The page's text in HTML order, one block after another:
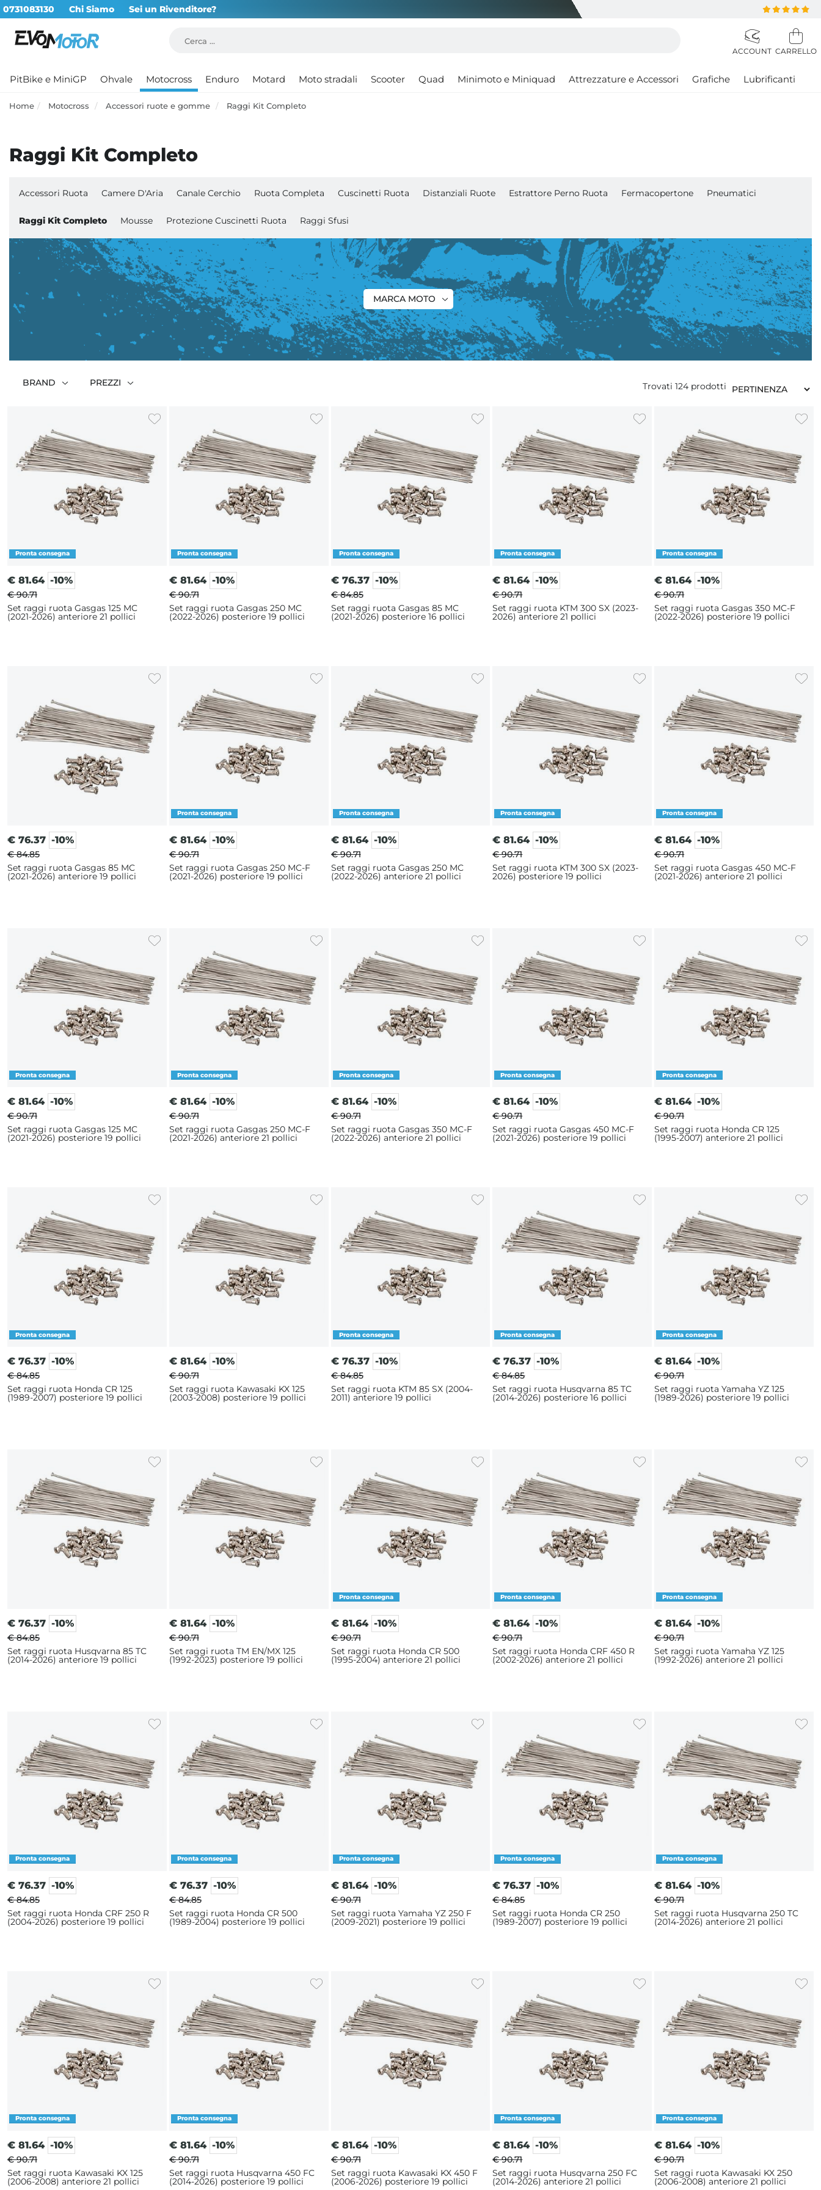
0731083130 Chi Siamo Sei un Rivenditore?
PitBike e MiniGP Ohvale Motocross Enduro Motard Moto stradali Scooter Quad Minimoto e Miniquad Attrezzature e Accessori Grafiche Lubrificanti
Home Motocross Accessori ruote e gomme Raggi Kit Completo
Raggi Kit Completo
Accessori Ruota Camere D'Aria Canale Cerchio Ruota Completa Cuscinetti Ruota Distanziali Ruote Estrattore Perno Ruota Fermacopertone Pneumatici
Raggi Kit Completo Mousse Protezione Cuscinetti Ruota Raggi Sfusi
MARCA MOTO
BRAND PREZZI Trovati 124 prodotti
€ 81.64 -10%
€ 90.71
Set raggi ruota Gasgas 125 MC
(2021-2026) anteriore 21 pollici
€ 81.64 -10%
€ 90.71
Set raggi ruota Gasgas 250 MC
(2022-2026) posteriore 19 pollici
€ 76.37 -10%
€ 84.85
Set raggi ruota Gasgas 85 MC
(2021-2026) posteriore 16 pollici
€ 81.64 -10%
€ 90.71
Set raggi ruota KTM 300 SX (2023-
2026) anteriore 21 pollici
€ 81.64 -10%
€ 90.71
Set raggi ruota Gasgas 350 MC-F
(2022-2026) posteriore 19 pollici
€ 76.37 -10%
€ 84.85
Set raggi ruota Gasgas 85 MC
(2021-2026) anteriore 19 pollici
€ 81.64 -10%
€ 90.71
Set raggi ruota Gasgas 250 MC-F
(2021-2026) posteriore 19 pollici
€ 81.64 -10%
€ 90.71
Set raggi ruota Gasgas 250 MC
(2022-2026) anteriore 21 pollici
€ 81.64 -10%
€ 90.71
Set raggi ruota KTM 300 SX (2023-
2026) posteriore 19 pollici
€ 81.64 -10%
€ 90.71
Set raggi ruota Gasgas 450 MC-F
(2021-2026) anteriore 21 pollici
€ 81.64 -10%
€ 90.71
Set raggi ruota Gasgas 125 MC
(2021-2026) posteriore 19 pollici
€ 81.64 -10%
€ 90.71
Set raggi ruota Gasgas 250 MC-F
(2021-2026) anteriore 21 pollici
€ 81.64 -10%
€ 90.71
Set raggi ruota Gasgas 350 MC-F
(2022-2026) anteriore 21 pollici
€ 81.64 -10%
€ 90.71
Set raggi ruota Gasgas 450 MC-F
(2021-2026) posteriore 19 pollici
€ 81.64 -10%
€ 90.71
Set raggi ruota Honda CR 125
(1995-2007) anteriore 21 pollici
€ 76.37 -10%
€ 84.85
Set raggi ruota Honda CR 125
(1989-2007) posteriore 19 pollici
€ 81.64 -10%
€ 90.71
Set raggi ruota Kawasaki KX 125
(2003-2008) posteriore 19 pollici
€ 76.37 -10%
€ 84.85
Set raggi ruota KTM 85 SX (2004-
2011) anteriore 19 pollici
€ 76.37 -10%
€ 84.85
Set raggi ruota Husqvarna 85 TC
(2014-2026) posteriore 16 pollici
€ 81.64 -10%
€ 90.71
Set raggi ruota Yamaha YZ 125
(1989-2026) posteriore 19 pollici
€ 76.37 -10%
€ 84.85
Set raggi ruota Husqvarna 85 TC
(2014-2026) anteriore 19 pollici
€ 81.64 -10%
€ 90.71
Set raggi ruota TM EN/MX 125
(1992-2023) posteriore 19 pollici
€ 81.64 -10%
€ 90.71
Set raggi ruota Honda CR 500
(1995-2004) anteriore 21 pollici
€ 81.64 -10%
€ 90.71
Set raggi ruota Honda CRF 450 R
(2002-2026) anteriore 21 pollici
€ 81.64 -10%
€ 90.71
Set raggi ruota Yamaha YZ 125
(1992-2026) anteriore 21 pollici
€ 76.37 -10%
€ 84.85
Set raggi ruota Honda CRF 250 R
(2004-2026) posteriore 19 pollici
€ 76.37 -10%
€ 84.85
Set raggi ruota Honda CR 500
(1989-2004) posteriore 19 pollici
€ 81.64 -10%
€ 90.71
Set raggi ruota Yamaha YZ 250 F
(2009-2021) posteriore 19 pollici
€ 76.37 -10%
€ 84.85
Set raggi ruota Honda CR 250
(1989-2007) posteriore 19 pollici
€ 81.64 -10%
€ 90.71
Set raggi ruota Husqvarna 250 TC
(2014-2026) anteriore 21 pollici
€ 81.64 -10%
€ 90.71
Set raggi ruota Kawasaki KX 125
(2006-2008) anteriore 21 pollici
€ 81.64 -10%
€ 90.71
Set raggi ruota Husqvarna 450 FC
(2014-2026) posteriore 19 pollici
€ 81.64 -10%
€ 90.71
Set raggi ruota Kawasaki KX 450 F
(2006-2026) posteriore 19 pollici
€ 81.64 -10%
€ 90.71
Set raggi ruota Husqvarna 250 FC
(2014-2026) anteriore 21 pollici
€ 81.64 -10%
€ 90.71
Set raggi ruota Kawasaki KX 250
(2006-2008) anteriore 21 pollici